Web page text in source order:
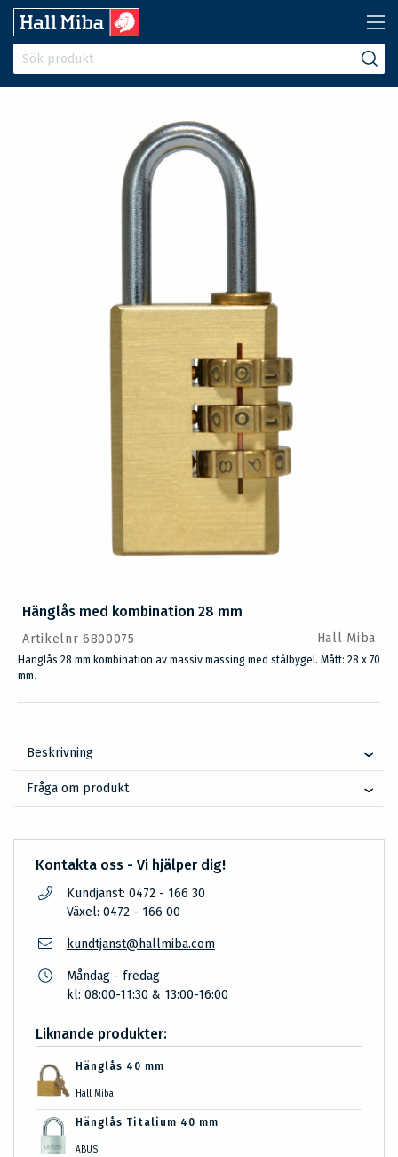
Hänglås med kombination 28 mm
Artikelnr 6800075 Hall Miba
Hänglås 28 mm kombination av massiv mässing med stålbygel. Mått: 28 x 70
mm.
Beskrivning
Fråga om produkt
Kontakta oss - Vi hjälper dig!
Kundjänst: 0472 - 166 30
Växel: 0472 - 166 00
kundtjanst@hallmiba.com
Måndag - fredag
kl: 08:00-11:30 & 13:00-16:00
Liknande produkter:
Hänglås 40 mm
Hall Miba
Hänglås Titalium 40 mm
ABUS